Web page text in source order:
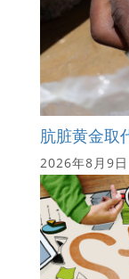
肮脏黄金取
2026年8月9日